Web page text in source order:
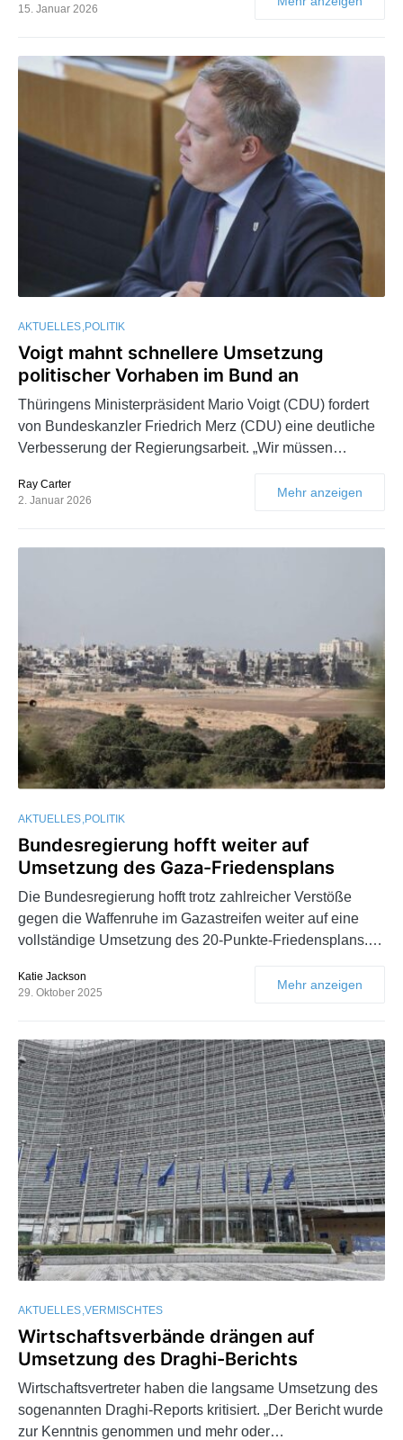
15. Januar 2026
AKTUELLES POLITIK
Voigt mahnt schnellere Umsetzung
politischer Vorhaben im Bund an
Thüringens Ministerpräsident Mario Voigt (CDU) fordert
von Bundeskanzler Friedrich Merz (CDU) eine deutliche
Verbesserung der Regierungsarbeit. „Wir müssen…
Ray Carter
2. Januar 2026
Mehr anzeigen
AKTUELLES POLITIK
Bundesregierung hofft weiter auf
Umsetzung des Gaza-Friedensplans
Die Bundesregierung hofft trotz zahlreicher Verstöße
gegen die Waffenruhe im Gazastreifen weiter auf eine
vollständige Umsetzung des 20-Punkte-Friedensplans.…
Katie Jackson
29. Oktober 2025
Mehr anzeigen
AKTUELLES VERMISCHTES
Wirtschaftsverbände drängen auf
Umsetzung des Draghi-Berichts
Wirtschaftsvertreter haben die langsame Umsetzung des
sogenannten Draghi-Reports kritisiert. „Der Bericht wurde
zur Kenntnis genommen und mehr oder…